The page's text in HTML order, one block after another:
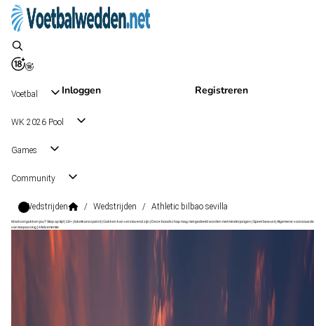
Inloggen Registreren
Voetbal
WK 2026 Pool
Games
Community
Wedstrijden / Wedstrijden / Athletic bilbao sevilla
Wat kost gokken jou? Stop op tijd | 18+ | loketkansspel.nl | Gokken kan verslavend zijn | Deze boodschap mag niet gedeeld worden met minderjarigen | Speel bewust | Algemene
van toepassing | #Advertentie
LaLiga